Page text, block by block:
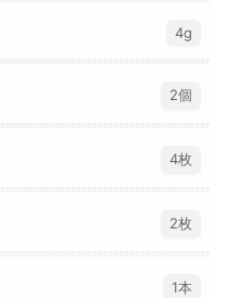
4g
2個
4枚
2枚
1本